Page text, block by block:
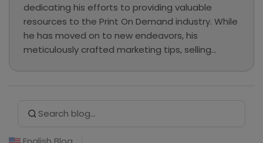
dedicating his efforts to providing valuable
resources to the Print On Demand industry. While
he has moved on to new endeavors, his
meticulously crafted marketing tips, selling
for: